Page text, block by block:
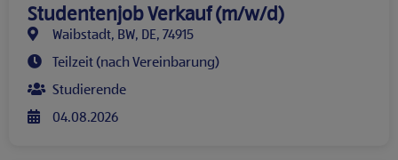
Studentenjob Verkauf (m/w/d)
Waibstadt, BW, DE, 74915
Teilzeit (nach Vereinbarung)
Studierende
04.08.2026